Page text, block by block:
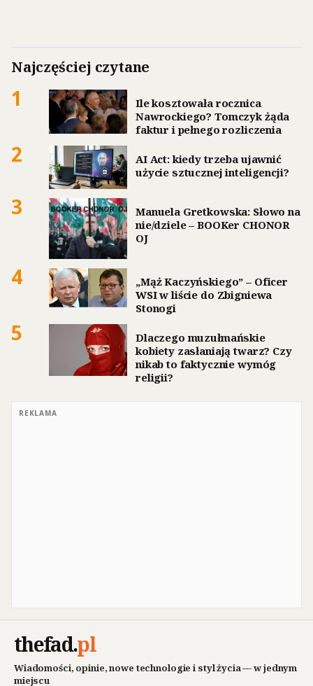
Najczęściej czytane
1
Ile kosztowała rocznica
Nawrockiego? Tomczyk żąda
faktur i pełnego rozliczenia
2
AI Act: kiedy trzeba ujawnić
użycie sztucznej inteligencji?
3
Manuela Gretkowska: Słowo na
nie/dziele – BOOKer CHONOR
OJ
4
„Mąż Kaczyńskiego” – Oficer
WSI w liście do Zbigniewa
Stonogi
5
Dlaczego muzułmańskie
kobiety zasłaniają twarz? Czy
nikab to faktycznie wymóg
religii?
REKLAMA
thefad.pl
Wiadomości, opinie, nowe technologie i styl życia — w jednym
miejscu